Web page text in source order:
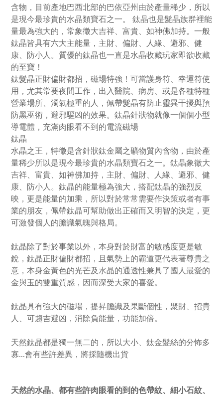
含物，目前產地巴西北部的巴依亞州由於產量稀少，所以
是現今最珍貴的水晶類寶石之一。 鈦晶也是髮晶族群裡能
量最為強大的，常象徵大吉祥、富貴、如神佛加持。一般
鈦晶皆具有六大主能量，主財、偏財、人緣、避邪、健
康、防小人。質優的鈦晶也一直是水晶收藏玩家即欲收藏
的至寶！
鈦髮晶正財偏財都招，磁場特強！可當護身符、幸運符使
用，尤其常要夜間工作，出入醫院、病房、或是各種特種
營業場所、濁氣極重的人，佩帶髮晶有防止靈異干擾與預
防黑巫術，避邪驅凶的效果。鈦晶針狀物就像一個個小型
導電體，充滿肉眼看不到的電流磁場
鈦晶
水晶之王，特徵是含針狀鈦金屬之礦物質內含物，由於產
量稀少所以是現今最珍貴的水晶類寶石之一。鈦晶象徵大
吉祥、富貴、如神佛加持，主財、偏財、人緣、避邪、健
康、防小人。鈦晶的能量極為強大，搭配鈦晶的強烈反
映，更是能量的加乘，所以對於常常需要作決策或者有事
業的朋友，佩帶鈦晶可幫助做出正確而又明智的決定，更
可激發個人的膽識氣魄與格局。
鈦晶除了對於事業以外，本身對於財富的敏感度更是敏
銳，鈦晶正財偏財都招，且氣勢上的霸道更代表著尊貴之
意，本身金黃色的光芒及水晶的通透性兼具了國人最愛的
金與玉的雙重質感，因而深受大家的喜愛。
鈦晶具有強大的磁場，提昇膽識及果斷個性，聚財、招貴
人、可趨吉避凶，消除負能量，功能加倍。
天然鈦晶都是獨一無二的，所以大小、鈦金髮絲的分怖多
寡...會有些許差異，將採隨機出貨
天然的水晶、都有些許肉眼看的到的色帶紋、細小石紋、